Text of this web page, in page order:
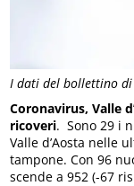
I dati del bollettino di
Coronavirus, Valle
ricoveri. Sono 29 i
Valle d’Aosta nelle
tampone. Con 96
scende a 952 (-67